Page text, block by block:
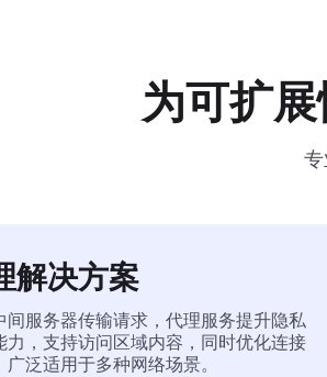
为可扩
解决方案
间服务器传输请求，代理服务提升隐私
力，支持访问区域内容，同时优化连接
广泛适用于多种网络场景。